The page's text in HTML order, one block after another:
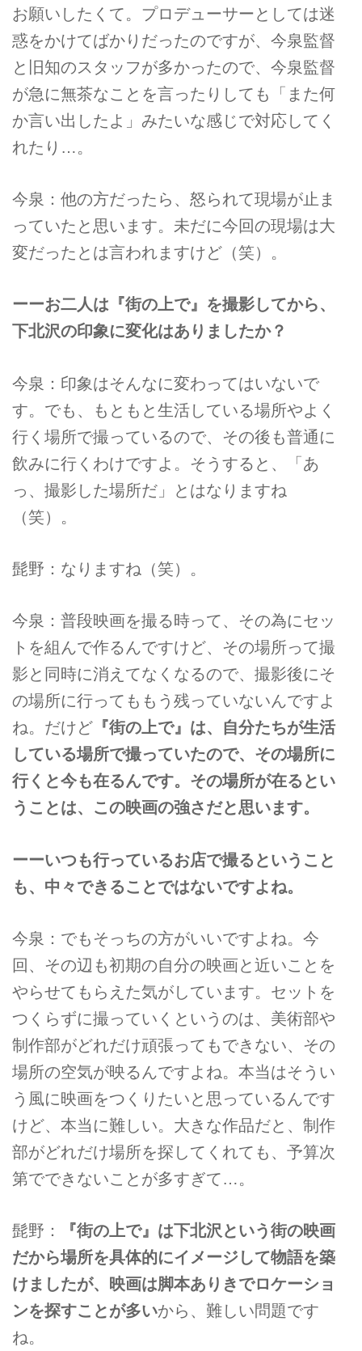
お願いしたくて。プロデューサーとしては迷
惑をかけてばかりだったのですが、今泉監督
と旧知のスタッフが多かったので、今泉監督
が急に無茶なことを言ったりしても「また何
か言い出したよ」みたいな感じで対応してく
れたり…。
今泉：他の方だったら、怒られて現場が止ま
っていたと思います。未だに今回の現場は大
変だったとは言われますけど（笑）。
ーーお二人は『街の上で』を撮影してから、
下北沢の印象に変化はありましたか？
今泉：印象はそんなに変わってはいないで
す。でも、もともと生活している場所やよく
行く場所で撮っているので、その後も普通に
飲みに行くわけですよ。そうすると、「あ
っ、撮影した場所だ」とはなりますね
（笑）。
髭野：なりますね（笑）。
今泉：普段映画を撮る時って、その為にセッ
トを組んで作るんですけど、その場所って撮
影と同時に消えてなくなるので、撮影後にそ
の場所に行ってももう残っていないんですよ
ね。だけど 『街の上で』は、自分たちが生活
している場所で撮っていたので、その場所に
行くと今も在るんです。その場所が在るとい
うことは、この映画の強さだと思います。
ーーいつも行っているお店で撮るということ
も、中々できることではないですよね。
今泉：でもそっちの方がいいですよね。今
回、その辺も初期の自分の映画と近いことを
やらせてもらえた気がしています。セットを
つくらずに撮っていくというのは、美術部や
制作部がどれだけ頑張ってもできない、その
場所の空気が映るんですよね。本当はそうい
う風に映画をつくりたいと思っているんです
けど、本当に難しい。大きな作品だと、制作
部がどれだけ場所を探してくれても、予算次
第でできないことが多すぎて…。
髭野：
『街の上で』は下北沢という街の映画
だから場所を具体的にイメージして物語を築
けましたが、映画は脚本ありきでロケーショ
ンを探すことが多いから、難しい問題です
ね。